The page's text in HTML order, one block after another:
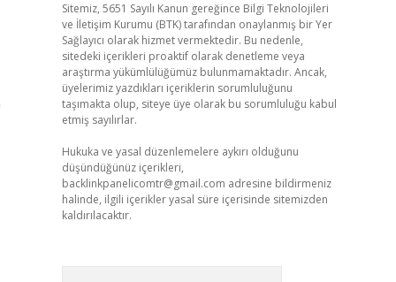
Sitemiz, 5651 Sayılı Kanun gereğince Bilgi Teknolojileri
ve İletişim Kurumu (BTK) tarafından onaylanmış bir Yer
Sağlayıcı olarak hizmet vermektedir. Bu nedenle,
sitedeki içerikleri proaktif olarak denetleme veya
araştırma yükümlülüğümüz bulunmamaktadır. Ancak,
üyelerimiz yazdıkları içeriklerin sorumluluğunu
taşımakta olup, siteye üye olarak bu sorumluluğu kabul
etmiş sayılırlar.
Hukuka ve yasal düzenlemelere aykırı olduğunu
düşündüğünüz içerikleri,
backlinkpanelicomtr@gmail.com adresine bildirmeniz
halinde, ilgili içerikler yasal süre içerisinde sitemizden
kaldırılacaktır.